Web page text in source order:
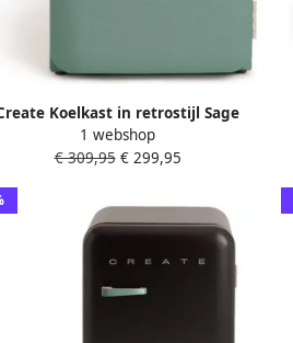
Koelkast in retrostijl Sage
Roségoud FRIDGE RETRO 48L
1 webshop
€ 309,95€ 299,95